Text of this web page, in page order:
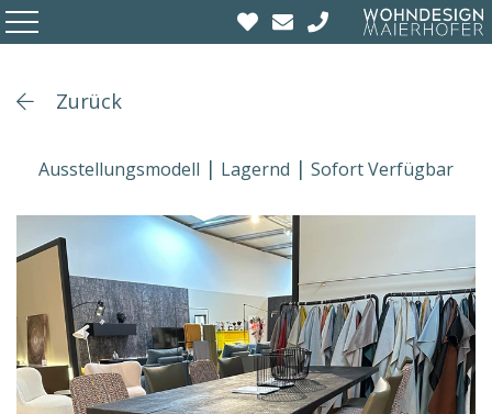
Zurück
Ausstellungsmodell Lagernd Sofort Verfügbar